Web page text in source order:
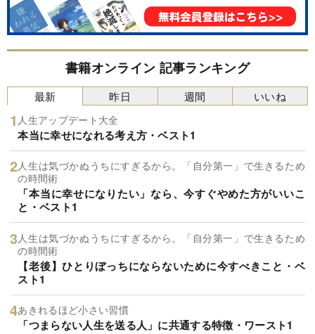
書籍オンライン 記事ランキング
最新
人生アップデート大全
本当に幸せになれる考え方・ベスト1
人生は気づかぬうちにすぎるから。「自分第一」で生きるため
の時間術
「本当に幸せになりたい」なら、今すぐやめた方がいいこ
と・ベスト1
人生は気づかぬうちにすぎるから。「自分第一」で生きるため
の時間術
【老後】ひとりぼっちにならないために今すべきこと・ベ
スト1
あきれるほど小さい習慣
「つまらない人生を送る人」に共通する特徴・ワースト1
昨日 週間 いいね